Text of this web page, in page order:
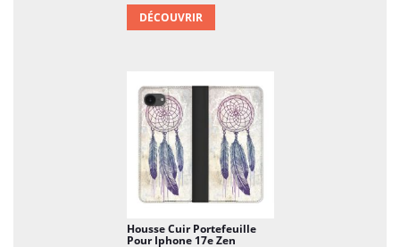
DÉCOUVRIR
Housse Cuir Portefeuille
Pour Iphone 17e Zen